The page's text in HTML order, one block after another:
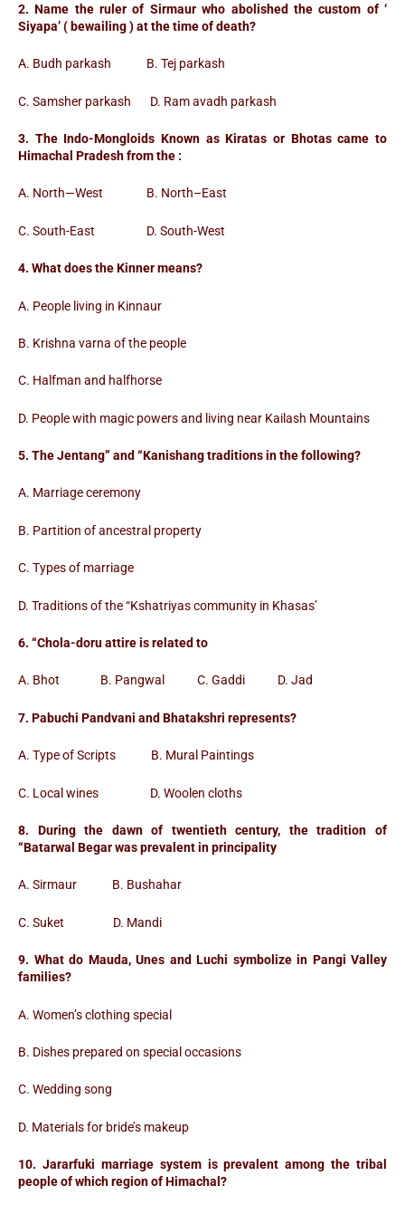
2. Name the ruler of Sirmaur who abolished the custom of ‘
Siyapa’ ( bewailing ) at the time of death?
A. Budh parkash B. Tej parkash
C. Samsher parkash D. Ram avadh parkash
3. The Indo-Mongloids Known as Kiratas or Bhotas came to
Himachal Pradesh from the :
A. North—West B. North–East
C. South-East D. South-West
4. What does the Kinner means?
A. People living in Kinnaur
B. Krishna varna of the people
C. Halfman and halfhorse
D. People with magic powers and living near Kailash Mountains
5. The Jentang” and “Kanishang traditions in the following?
A. Marriage ceremony
B. Partition of ancestral property
C. Types of marriage
D. Traditions of the “Kshatriyas community in Khasas’
6. “Chola-doru attire is related to
A. Bhot B. Pangwal C. Gaddi D. Jad
7. Pabuchi Pandvani and Bhatakshri represents?
A. Type of Scripts B. Mural Paintings
C. Local wines D. Woolen cloths
8. During the dawn of twentieth century, the tradition of
“Batarwal Begar was prevalent in principality
A. Sirmaur B. Bushahar
C. Suket D. Mandi
9. What do Mauda, ​​Unes and Luchi symbolize in Pangi Valley
families?
A. Women’s clothing special
B. Dishes prepared on special occasions
C. Wedding song
D. Materials for bride’s makeup
10. Jararfuki marriage system is prevalent among the tribal
people of which region of Himachal?